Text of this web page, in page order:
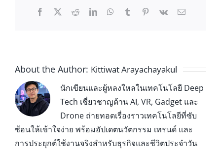
About the Author: Kittiwat Arayachayakul
นักเขียนและผู้หลงใหลในเทคโนโลยี Deep
Tech เชี่ยวชาญด้าน AI, VR, Gadget และ
Drone ถ่ายทอดเรื่องราวเทคโนโลยีที่ซับ
ซ้อนให้เข้าใจง่าย พร้อมอัปเดตนวัตกรรม เทรนด์ และ
การประยุกต์ใช้งานจริงสำหรับธุรกิจและชีวิตประจำวัน